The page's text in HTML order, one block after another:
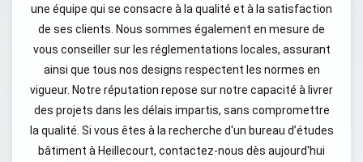
une équipe qui se consacre à la qualité et à la satisfaction
de ses clients. Nous sommes également en mesure de
vous conseiller sur les réglementations locales, assurant
ainsi que tous nos designs respectent les normes en
vigueur. Notre réputation repose sur notre capacité à livrer
des projets dans les délais impartis, sans compromettre
la qualité. Si vous êtes à la recherche d'un bureau d’études
bâtiment à Heillecourt, contactez-nous dès aujourd'hui